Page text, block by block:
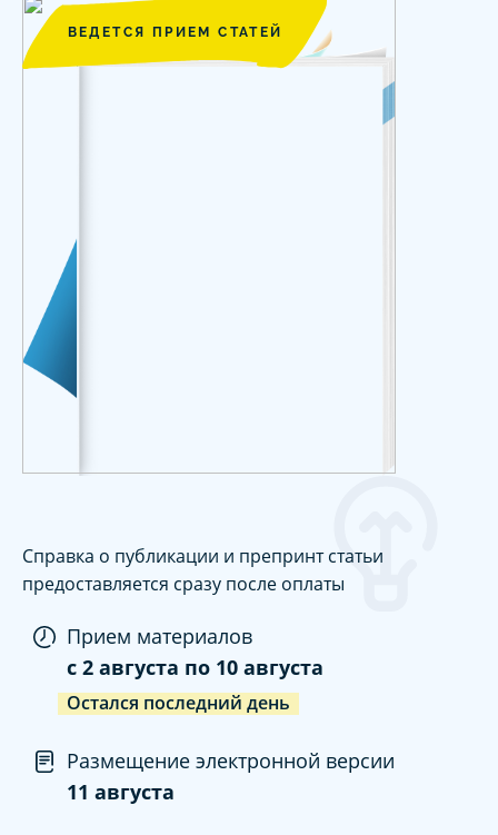
ВЕДЕТСЯ ПРИЕМ СТАТЕЙ
Справка о публикации и препринт статьи
предоставляется сразу после оплаты
Прием материалов
c 2 августа по 10 августа
Остался последний день
Размещение электронной версии
11 августа